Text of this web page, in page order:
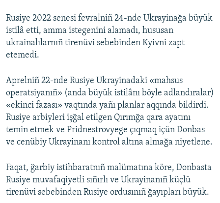
Rusiye 2022 senesi fevralniñ 24-nde Ukrayinağa büyük
istilâ etti, amma istegenini alamadı, hususan
ukrainalılarnıñ tirenüvi sebebinden Kyivni zapt
etemedi.
Aprelniñ 22-nde Rusiye Ukrayinadaki «mahsus
operatsiyanıñ» (anda büyük istilânı böyle adlandıralar)
«ekinci fazası» vaqtında yañı planlar aqqında bildirdi.
Rusiye arbiyleri işğal etilgen Qırımğa qara ayatını
temin etmek ve Pridnestrovyege çıqmaq içün Donbas
ve cenübiy Ukrayinanı kontrol altına almağa niyetlene.
Faqat, ğarbiy istihbaratnıñ malümatına köre, Donbasta
Rusiye muvafaqiyetli sıñırlı ve Ukrayinanıñ küçlü
tirenüvi sebebinden Rusiye ordusınıñ ğayıpları büyük.